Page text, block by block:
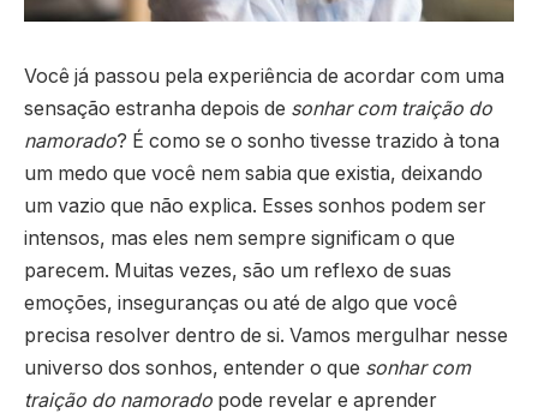
Você já passou pela experiência de acordar com uma
sensação estranha depois de sonhar com traição do
namorado? É como se o sonho tivesse trazido à tona
um medo que você nem sabia que existia, deixando
um vazio que não explica. Esses sonhos podem ser
intensos, mas eles nem sempre significam o que
parecem. Muitas vezes, são um reflexo de suas
emoções, inseguranças ou até de algo que você
precisa resolver dentro de si. Vamos mergulhar nesse
universo dos sonhos, entender o que sonhar com
traição do namorado pode revelar e aprender